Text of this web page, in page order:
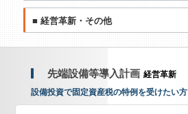
■ 経営革新・その他
先端設備等導入計画 経営革新
設備投資で固 定資産税の特例 を受けたい方